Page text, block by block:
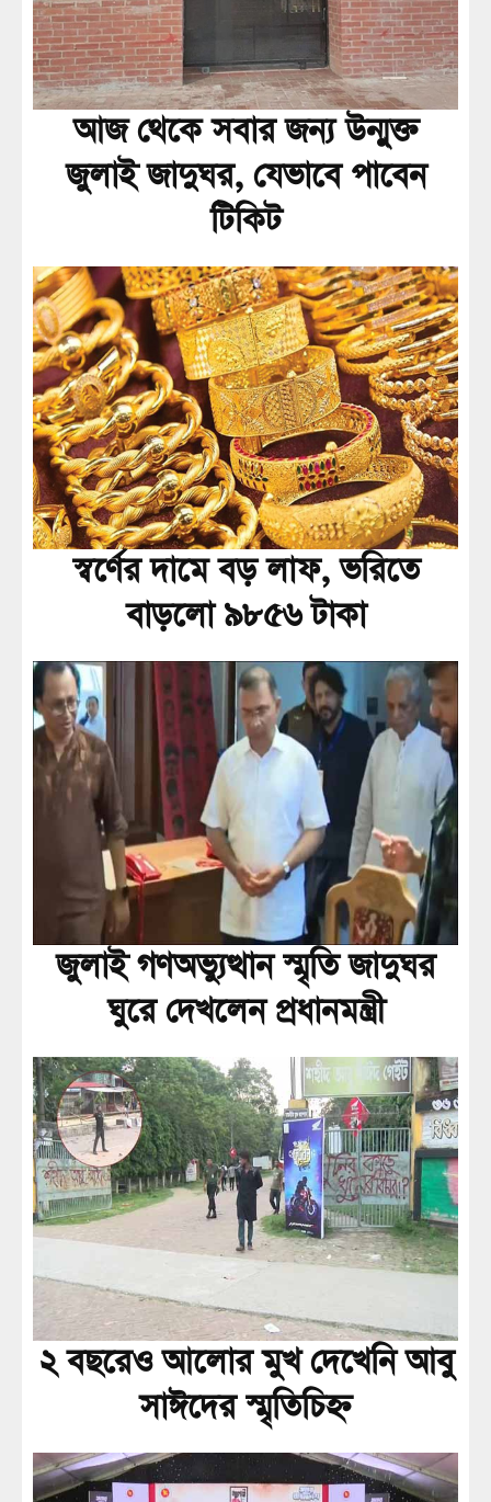
আজ থেকে সবার জন্য উন্মুক্ত
জুলাই জাদুঘর, যেভাবে পাবেন
টিকিট
স্বর্ণের দামে বড় লাফ, ভরিতে
বাড়লো ৯৮৫৬ টাকা
জুলাই গণঅভ্যুত্থান স্মৃতি জাদুঘর
ঘুরে দেখলেন প্রধানমন্ত্রী
২ বছরেও আলোর মুখ দেখেনি আবু
সাঈদের স্মৃতিচিহ্ন